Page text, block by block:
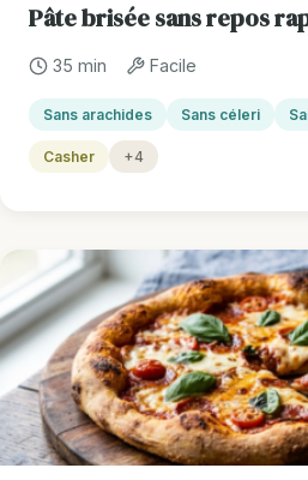
Pâte brisée sans repos
35 min Facile
Sans arachides Sans céleri
Casher +4